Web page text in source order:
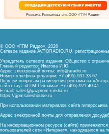
© ООО «ГПМ Радио», 2026
Сетевое издание AVTORADIO.RU,
Учредитель сетевого издания: Общество с
Главный редактор: Ипатова И.Ю.
Адрес электронной почты: info@aradio.ru
Номер телефона редакции: +7 (495) 937-33-67
По всем вопросам размещения рекламы на
сейлз-хаус «ГПМ Реклама»: +7 (495) 921-40-41
E-mail: sales@gazprom-media.ru
https://gpmsaleshouse.ru
При использовании материалов сайта гиперссылка
Адрес электронной почты для отправления
На информационном ресурсе (сайте) применяются
пользователей сети «Интернет», находящихся на